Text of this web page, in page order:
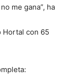
me gana”, ha
Hortal con 65